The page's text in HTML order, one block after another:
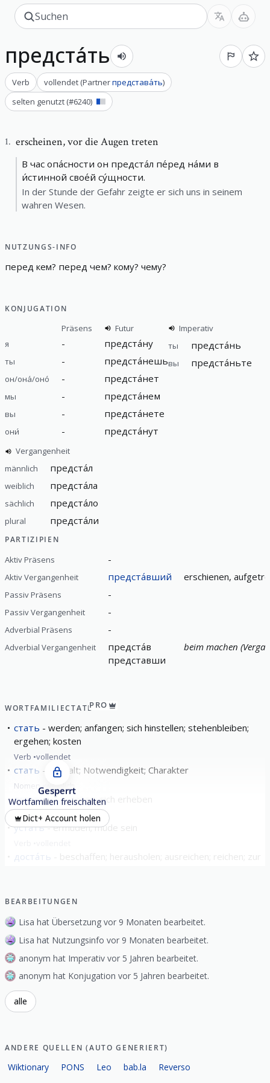
предста́ть
Verb vollendet (Partnerпредстава́ть)
selten genutzt (#6240)
1. erscheinen,vor die Augen treten
В час опа́сности он предста́л пе́ред на́ми в
и́стинной свое́й су́щности.
In der Stunde der Gefahr zeigte er sich uns in seinem
wahren Wesen.
NUTZUNGS-INFO
перед кем? перед чем? кому? чему?
KONJUGATION
Präsens
Futur
я
- предста́ну
ты - предста́нешь
он/она́/оно́ - предста́нет
мы - предста́нем
вы - предста́нете
они́ - предста́нут
Imperativ
ты
предста́нь
вы предста́ньте
Vergangenheit
männlich
предста́л
weiblich предста́ла
sächlich предста́ло
plural предста́ли
PARTIZIPIEN
Aktiv Präsens -
Aktiv Vergangenheit предста́вший erschienen,
Passiv Präsens -
Passiv Vergangenheit -
Adverbial Präsens -
Adverbial Vergangenheit
предста́в
представши
beim machen
WORTFAMILIEСТАТЬPRO
стать
werden; anfangen; sich hinstellen; stehenbleiben;
ergehen; kosten
Verb vollendet
стать Gestalt; Notwendigkeit; Charakter
Nomen weiblich
встать aufstehen; sich erheben
Verb vollendet
уста́ть ermüden; müde sein
доста́ть
Gesperrt
Wortfamilien freischalten
Dict+ Account holen
BEARBEITUNGEN
Lisa hat Übersetzung vor 9 Monaten bearbeitet.
Lisa hat Nutzungsinfo vor 9 Monaten bearbeitet.
anonym hat Imperativ vor 5 Jahren bearbeitet.
anonym hat Konjugation vor 5 Jahren bearbeitet.
alle
ANDERE QUELLEN (AUTO GENERIERT)
Wiktionary PONS Leo bab.la Reverso